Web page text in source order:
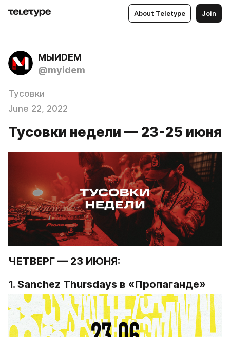
About Teletype Join
МЫИDЕМ
@myidem
Тусовки
June 22, 2022
Тусовки недели — 23-25 июня
ЧЕТВЕРГ — 23 ИЮНЯ:
1. Sanchez Thursdays в «Пропаганде»